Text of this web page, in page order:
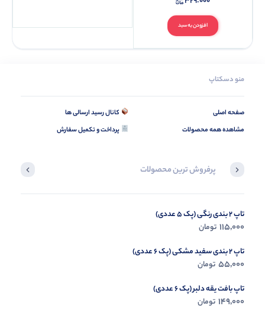
افزودن به سبد
منو دسکتاپ
صفحه اصلی
مشاهده همه محصولات
کانال رسید ارسالی ها
پرداخت و تکمیل سفارش
پرفروش ترین محصولات
تاپ 2 بندی رنگی (پک 5 عددی)
115,000 تومان
تاپ 2 بندی سفید مشکی (پک 6 عددی)
55,000 تومان
تاپ بافت یقه دلبر (پک 6 عددی)
149,000 تومان
تیشرت باکسی کالیفرنیا (پک 6 عددی)
185,000 تومان